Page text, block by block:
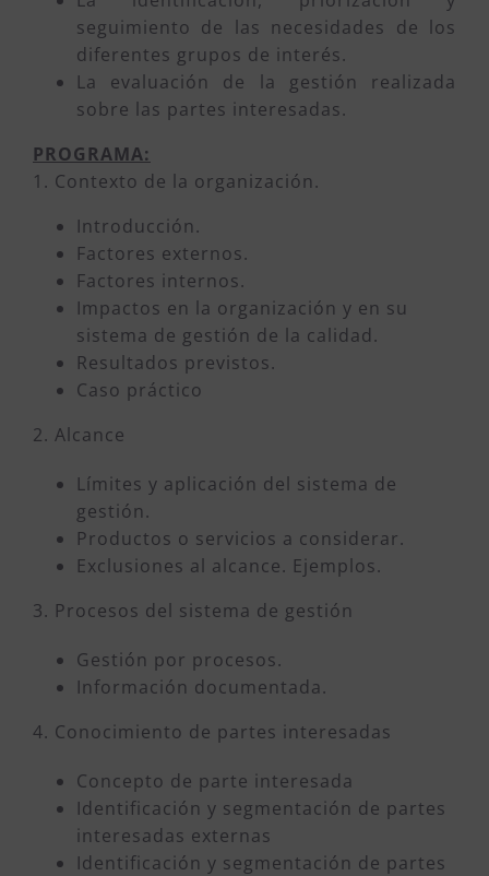
seguimiento de las necesidades de los
diferentes grupos de interés.
La evaluación de la gestión realizada
sobre las partes interesadas.
PROGRAMA:
1. Contexto de la organización.
Introducción.
Factores externos.
Factores internos.
Impactos en la organización y en su
sistema de gestión de la calidad.
Resultados previstos.
Caso práctico
2. Alcance
Límites y aplicación del sistema de
gestión.
Productos o servicios a considerar.
Exclusiones al alcance. Ejemplos.
3. Procesos del sistema de gestión
Gestión por procesos.
Información documentada.
4. Conocimiento de partes interesadas
Concepto de parte interesada
Identificación y segmentación de partes
interesadas externas
Identificación y segmentación de partes